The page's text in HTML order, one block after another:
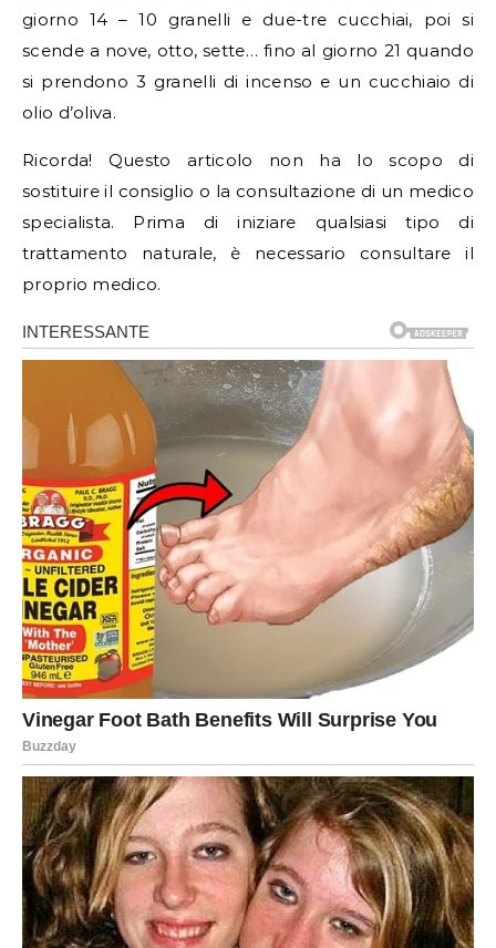
giorno 14 – 10 granelli e due-tre cucchiai, poi si
scende a nove, otto, sette… fino al giorno 21 quando
si prendono 3 granelli di incenso e un cucchiaio di
olio d’oliva.
Ricorda! Questo articolo non ha lo scopo di
sostituire il consiglio o la consultazione di un medico
specialista. Prima di iniziare qualsiasi tipo di
trattamento naturale, è necessario consultare il
proprio medico.